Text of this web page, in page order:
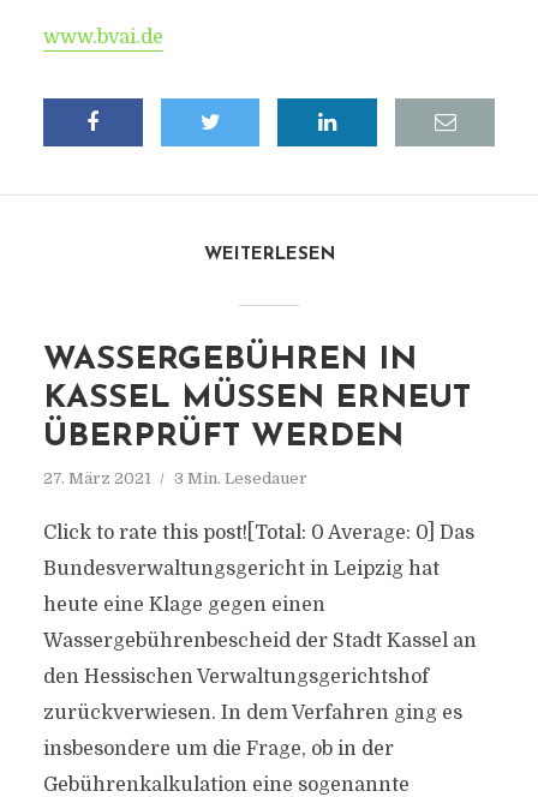
www.bvai.de
WEITERLESEN
WASSERGEBÜHREN IN
KASSEL MÜSSEN ERNEUT
ÜBERPRÜFT WERDEN
27. März 2021 3 Min. Lesedauer
Click to rate this post![Total: 0 Average: 0] Das
Bundesverwaltungsgericht in Leipzig hat
heute eine Klage gegen einen
Wassergebührenbescheid der Stadt Kassel an
den Hessischen Verwaltungsgerichtshof
zurückverwiesen. In dem Verfahren ging es
insbesondere um die Frage, ob in der
Gebührenkalkulation eine sogenannte